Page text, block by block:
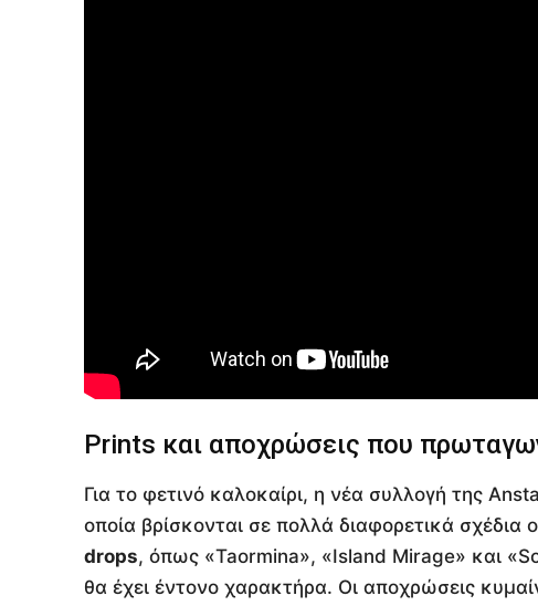
Prints και αποχρώσεις που
Για το φετινό καλοκαίρι, η νέα συλλογή της
οποία βρίσκονται σε πολλά διαφορετικά
drops, όπως «Taormina», «Island Mirage» και
θα έχει έντονο χαρακτήρα. Οι αποχρώσεις